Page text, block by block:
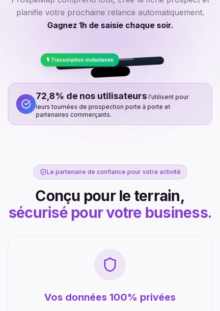
🎙️ Transcription instantanée
9:41
👤 Proprio sympa
📅 Relance lundi
planifie votre prochaine relance automatiquement.
Gagnez 1h de saisie chaque soir.
72,8% de nos utilisateurs l'utilisent pour
leurs tournées de prospection porte à porte et
partenaires commerçants.
Le partenaire de confiance pour votre activité
Conçu pour le terrain,
sécurisé pour votre business.
Vos données 100% privées